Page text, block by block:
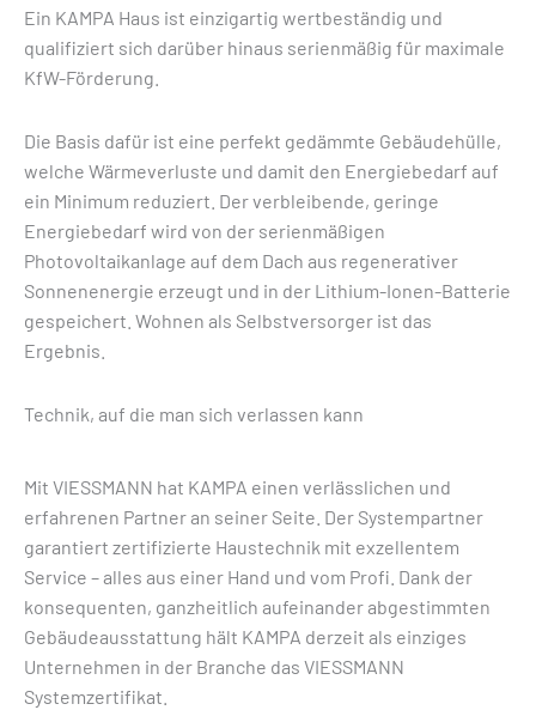
Ein KAMPA Haus ist einzigartig wertbeständig und
qualifiziert sich darüber hinaus serienmäßig für maximale
KfW-Förderung.
Die Basis dafür ist eine perfekt gedämmte Gebäudehülle,
welche Wärmeverluste und damit den Energiebedarf auf
ein Minimum reduziert. Der verbleibende, geringe
Energiebedarf wird von der serienmäßigen
Photovoltaikanlage auf dem Dach aus regenerativer
Sonnenenergie erzeugt und in der Lithium-Ionen-Batterie
gespeichert. Wohnen als Selbstversorger ist das
Ergebnis.
Technik, auf die man sich verlassen kann
Mit VIESSMANN hat KAMPA einen verlässlichen und
erfahrenen Partner an seiner Seite. Der Systempartner
garantiert zertifizierte Haustechnik mit exzellentem
Service – alles aus einer Hand und vom Profi. Dank der
konsequenten, ganzheitlich aufeinander abgestimmten
Gebäudeausstattung hält KAMPA derzeit als einziges
Unternehmen in der Branche das VIESSMANN
Systemzertifikat.